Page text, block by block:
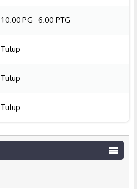
10:00 PG–6:00 PTG
Tutup
Tutup
Tutup